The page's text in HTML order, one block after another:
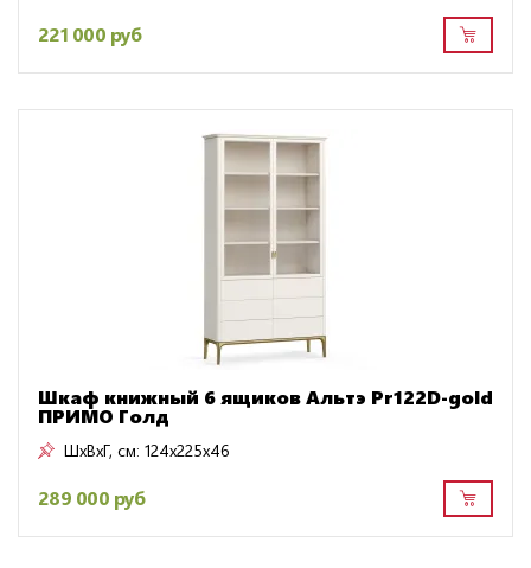
221 000 руб
Шкаф книжный 6 ящиков Альтэ Pr122D-gold
ПРИМО Голд
ШxВxГ, см: 124x225x46
289 000 руб